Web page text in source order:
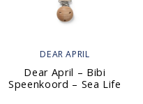
DEAR APRIL
Dear April – Bibi
Speenkoord – Sea Life